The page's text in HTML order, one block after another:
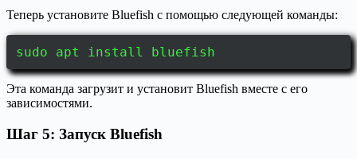
Теперь установите Bluefish с помощью следующей команды:
sudo apt install bluefish
Эта команда загрузит и установит Bluefish вместе с его
зависимостями.
Шаг 5: Запуск Bluefish